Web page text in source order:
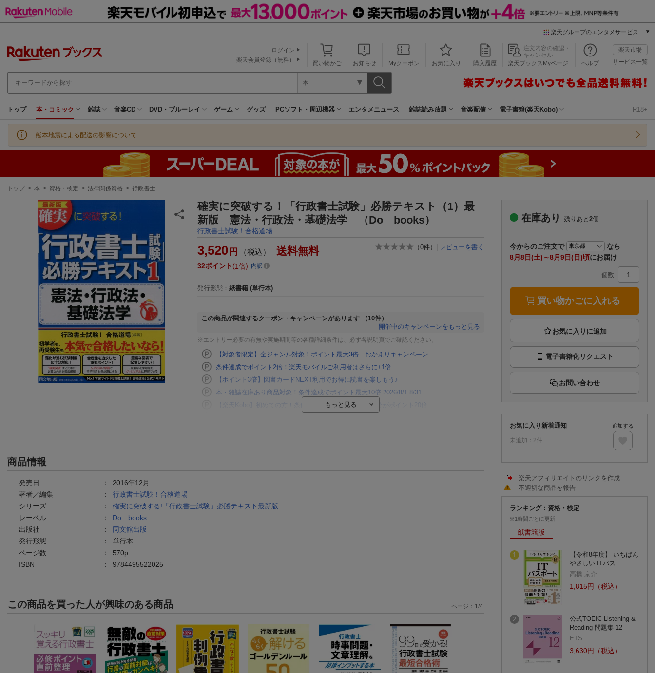
楽天グループのエンタメサービス
本/ゲーム/CD/DVD
楽天ブックス
楽天Kobo
楽天チケット
エンタメニュース
推し楽
買い物かご お知らせ Myクーポン お気に入り 購入履歴
注文内容の確認・
キャンセル
楽天ブックスMyページ
ヘルプ
楽天市場
サービス一覧
ログイン
楽天会員登録（無料）
本
トップ 本・コミック 雑誌 音楽CD DVD・ブルーレイ ゲーム グッズ PCソフト・周辺機器 エンタメニュース 雑誌読み放題 音楽配信 電子書籍(楽天Kobo) R18+
熊本地震による配送の影響について
現
トップ > 本 > 資格・検定 > 法律関係資格 > 行政書士
確実に突破する！「行政書士試験」必勝テキスト（1）最
新版 憲法・行政法・基礎法学 （Do books）
行政書士試験！合格道場
（0件） | レビューを書く
3,520 円 （税込） 送料無料
32ポイント 1倍 内訳
発行形態 ： 紙書籍 (単行本)
この商品が関連するクーポン・キャンペーンがあります
（10件）
開催中のキャンペーンをもっと見る
※エントリー必要の有無や実施期間等の各種詳細条件は、必ず各説明頁でご確認ください。
【対象者限定】全ジャンル対象！ポイント最大3倍 おかえりキャンペーン
条件達成でポイント2倍！楽天モバイルご利用者はさらに+1倍
【ポイント3倍】図書カードNEXT利用でお得に読書を楽しもう♪
本・雑誌在庫あり商品対象！条件達成でポイント最大10倍 2026/8/1-8/31
【楽天Kobo】初めての方！条件達成で楽天ブックス購入分がポイント20倍
商品情報
発売日 ： 2016年12月
著者／編集
： 行政書士試験！合格道場
シリーズ
： 確実に突破する!「行政書士試験」必勝テキスト最新版
レーベル
： Do books
出版社
：
同文舘出版
発行形態
： 単行本
ページ数
： 570p
ISBN
： 9784495522025
この商品を買った人が興味のある商品 ページ： 1 /4
在庫あり 残りあと 2個
今からのご注文で
なら
8月8日(土)～8月9日(日)頃にお届け
個数
買い物かごに入れる
電子書籍化リクエスト
お問い合わせ
お気に入り新着通知
未追加： 2件
追加する
楽天アフィリエイトのリンクを作成
不適切な商品を報告
ランキング：資格・検定
※1時間ごとに更新
紙書籍版
1
【令和8年度】 いちばん
やさしい ITパス…
高橋 京介
1,815円（税込）
2
公式TOEIC Listening &
Reading 問題集 12
ETS
3,630円（税込）